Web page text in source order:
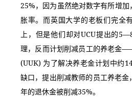
25%，因为虽然绝对数字有所增
胀率。而英国大学的老板们完全
上，但是他们却对UCU提出的
理，反而计划削减员工的养老金
(UUK) 为了解决养老金计划中约
缺口，提出削减教师的员工养老
年的退休金被削减35%。